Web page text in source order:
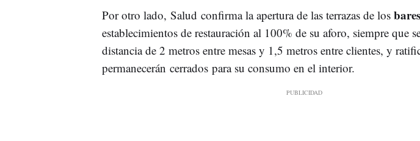
Por otro lado, Salud confirma la apertura de las terrazas de los
establecimientos de restauración al 100% de su aforo, siempre que
distancia de 2 metros entre mesas y 1,5 metros entre clientes, y
permanecerán cerrados para su consumo en el interior.